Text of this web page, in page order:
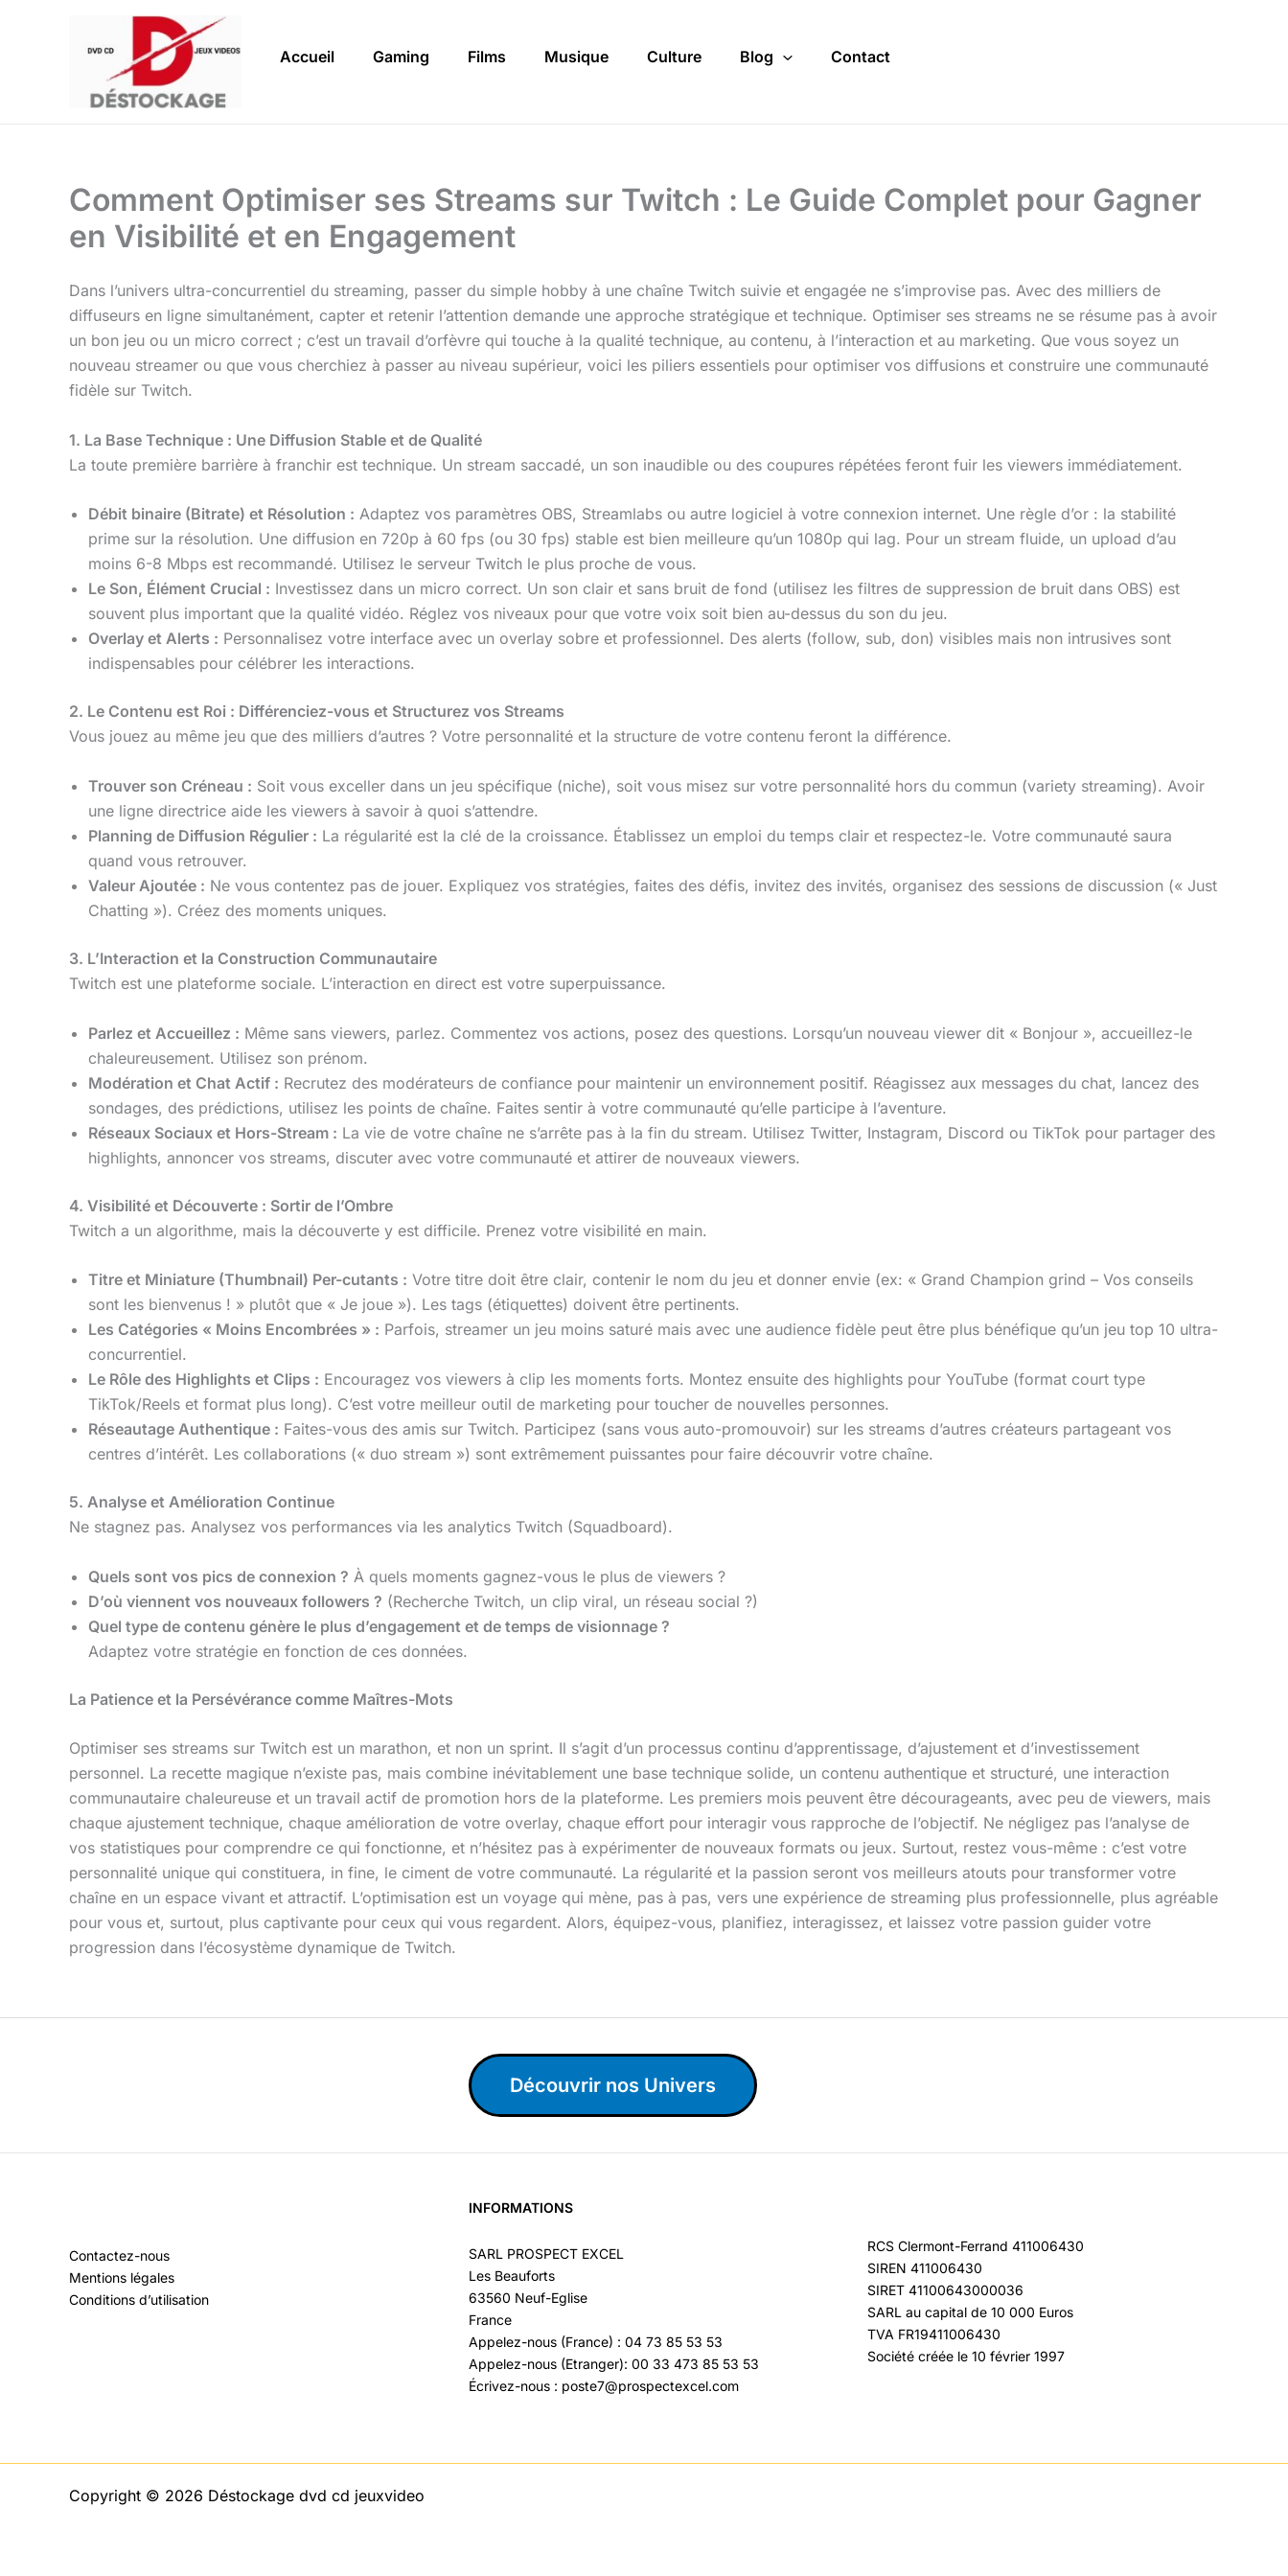
Accueil Gaming Films Musique Culture Blog Contact
Comment Optimiser ses Streams sur Twitch : Le Guide Complet pour Gagner
en Visibilité et en Engagement
Dans l’univers ultra-concurrentiel du streaming, passer du simple hobby à une chaîne Twitch suivie et engagée ne s’improvise pas. Avec des milliers de
diffuseurs en ligne simultanément, capter et retenir l’attention demande une approche stratégique et technique. Optimiser ses streams ne se résume pas à avoir
un bon jeu ou un micro correct ; c’est un travail d’orfèvre qui touche à la qualité technique, au contenu, à l’interaction et au marketing. Que vous soyez un
nouveau streamer ou que vous cherchiez à passer au niveau supérieur, voici les piliers essentiels pour optimiser vos diffusions et construire une communauté
fidèle sur Twitch.
1. La Base Technique : Une Diffusion Stable et de Qualité
La toute première barrière à franchir est technique. Un stream saccadé, un son inaudible ou des coupures répétées feront fuir les viewers immédiatement.
Débit binaire (Bitrate) et Résolution : Adaptez vos paramètres OBS, Streamlabs ou autre logiciel à votre connexion internet. Une règle d’or : la stabilité
prime sur la résolution. Une diffusion en 720p à 60 fps (ou 30 fps) stable est bien meilleure qu’un 1080p qui lag. Pour un stream fluide, un upload d’au
moins 6-8 Mbps est recommandé. Utilisez le serveur Twitch le plus proche de vous.
Le Son, Élément Crucial : Investissez dans un micro correct. Un son clair et sans bruit de fond (utilisez les filtres de suppression de bruit dans OBS) est
souvent plus important que la qualité vidéo. Réglez vos niveaux pour que votre voix soit bien au-dessus du son du jeu.
Overlay et Alerts : Personnalisez votre interface avec un overlay sobre et professionnel. Des alerts (follow, sub, don) visibles mais non intrusives sont
indispensables pour célébrer les interactions.
2. Le Contenu est Roi : Différenciez-vous et Structurez vos Streams
Vous jouez au même jeu que des milliers d’autres ? Votre personnalité et la structure de votre contenu feront la différence.
Trouver son Créneau : Soit vous exceller dans un jeu spécifique (niche), soit vous misez sur votre personnalité hors du commun (variety streaming). Avoir
une ligne directrice aide les viewers à savoir à quoi s’attendre.
Planning de Diffusion Régulier : La régularité est la clé de la croissance. Établissez un emploi du temps clair et respectez-le. Votre communauté saura
quand vous retrouver.
Valeur Ajoutée : Ne vous contentez pas de jouer. Expliquez vos stratégies, faites des défis, invitez des invités, organisez des sessions de discussion (« Just
Chatting »). Créez des moments uniques.
3. L’Interaction et la Construction Communautaire
Twitch est une plateforme sociale. L’interaction en direct est votre superpuissance.
Parlez et Accueillez : Même sans viewers, parlez. Commentez vos actions, posez des questions. Lorsqu’un nouveau viewer dit « Bonjour », accueillez-le
chaleureusement. Utilisez son prénom.
Modération et Chat Actif : Recrutez des modérateurs de confiance pour maintenir un environnement positif. Réagissez aux messages du chat, lancez des
sondages, des prédictions, utilisez les points de chaîne. Faites sentir à votre communauté qu’elle participe à l’aventure.
Réseaux Sociaux et Hors-Stream : La vie de votre chaîne ne s’arrête pas à la fin du stream. Utilisez Twitter, Instagram, Discord ou TikTok pour partager des
highlights, annoncer vos streams, discuter avec votre communauté et attirer de nouveaux viewers.
4. Visibilité et Découverte : Sortir de l’Ombre
Twitch a un algorithme, mais la découverte y est difficile. Prenez votre visibilité en main.
Titre et Miniature (Thumbnail) Per-cutants : Votre titre doit être clair, contenir le nom du jeu et donner envie (ex: « Grand Champion grind – Vos conseils
sont les bienvenus ! » plutôt que « Je joue »). Les tags (étiquettes) doivent être pertinents.
Les Catégories « Moins Encombrées » : Parfois, streamer un jeu moins saturé mais avec une audience fidèle peut être plus bénéfique qu’un jeu top 10 ultra-
concurrentiel.
Le Rôle des Highlights et Clips : Encouragez vos viewers à clip les moments forts. Montez ensuite des highlights pour YouTube (format court type
TikTok/Reels et format plus long). C’est votre meilleur outil de marketing pour toucher de nouvelles personnes.
Réseautage Authentique : Faites-vous des amis sur Twitch. Participez (sans vous auto-promouvoir) sur les streams d’autres créateurs partageant vos
centres d’intérêt. Les collaborations (« duo stream ») sont extrêmement puissantes pour faire découvrir votre chaîne.
5. Analyse et Amélioration Continue
Ne stagnez pas. Analysez vos performances via les analytics Twitch (Squadboard).
Quels sont vos pics de connexion ? À quels moments gagnez-vous le plus de viewers ?
D’où viennent vos nouveaux followers ? (Recherche Twitch, un clip viral, un réseau social ?)
Quel type de contenu génère le plus d’engagement et de temps de visionnage ?
Adaptez votre stratégie en fonction de ces données.
La Patience et la Persévérance comme Maîtres-Mots
Optimiser ses streams sur Twitch est un marathon, et non un sprint. Il s’agit d’un processus continu d’apprentissage, d’ajustement et d’investissement
personnel. La recette magique n’existe pas, mais combine inévitablement une base technique solide, un contenu authentique et structuré, une interaction
communautaire chaleureuse et un travail actif de promotion hors de la plateforme. Les premiers mois peuvent être décourageants, avec peu de viewers, mais
chaque ajustement technique, chaque amélioration de votre overlay, chaque effort pour interagir vous rapproche de l’objectif. Ne négligez pas l’analyse de
vos statistiques pour comprendre ce qui fonctionne, et n’hésitez pas à expérimenter de nouveaux formats ou jeux. Surtout, restez vous-même : c’est votre
personnalité unique qui constituera, in fine, le ciment de votre communauté. La régularité et la passion seront vos meilleurs atouts pour transformer votre
chaîne en un espace vivant et attractif. L’optimisation est un voyage qui mène, pas à pas, vers une expérience de streaming plus professionnelle, plus agréable
pour vous et, surtout, plus captivante pour ceux qui vous regardent. Alors, équipez-vous, planifiez, interagissez, et laissez votre passion guider votre
progression dans l’écosystème dynamique de Twitch.
Découvrir nos Univers
Contactez-nous
Mentions légales
Conditions d’utilisation
INFORMATIONS
SARL PROSPECT EXCEL
Les Beauforts
63560 Neuf-Eglise
France
Appelez-nous (France) : 04 73 85 53 53
Appelez-nous (Etranger): 00 33 473 85 53 53
Écrivez-nous : poste7@prospectexcel.com
RCS Clermont-Ferrand 411006430
SIREN 411006430
SIRET 41100643000036
SARL au capital de 10 000 Euros
TVA FR19411006430
Société créée le 10 février 1997
Copyright © 2026 Déstockage dvd cd jeuxvideo